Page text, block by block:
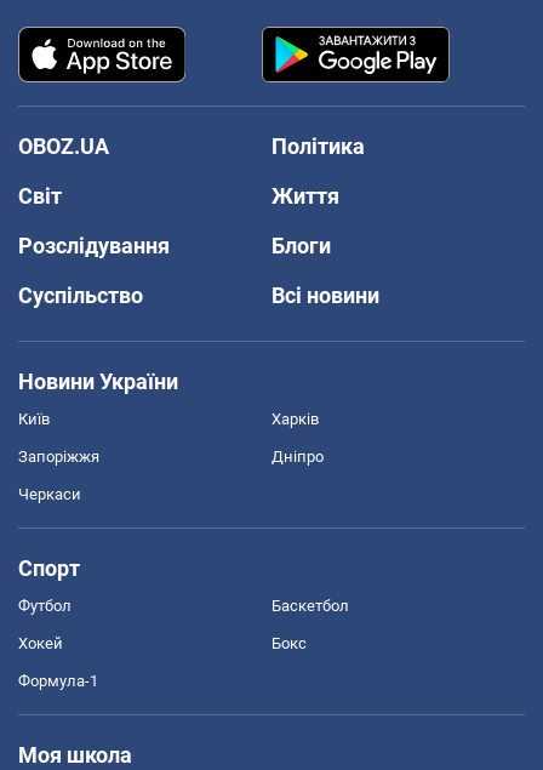
OBOZ.UA
Політика
Світ
Життя
Розслідування
Блоги
Суспільство
Всі новини
Новини України
Київ Харків
Запоріжжя Дніпро
Черкаси
Спорт
Футбол Баскетбол
Хокей Бокс
Формула-1
Моя школа